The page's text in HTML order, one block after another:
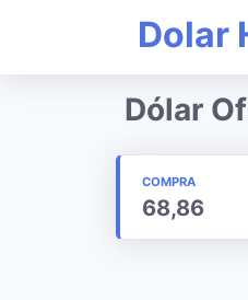
Dolar
Dólar
COMPRA
68,86